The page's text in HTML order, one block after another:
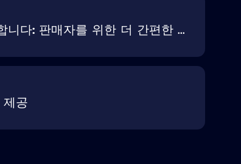
니다: 판매자를 위한 더 간편한 ...
공